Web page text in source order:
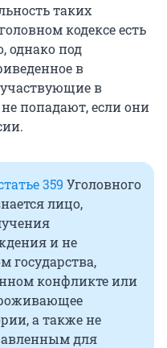
таких
кодексе есть
однако под
в
в
попадают, если они
359 Уголовного
лицо,
и не
государства,
конфликте или
а также не
для